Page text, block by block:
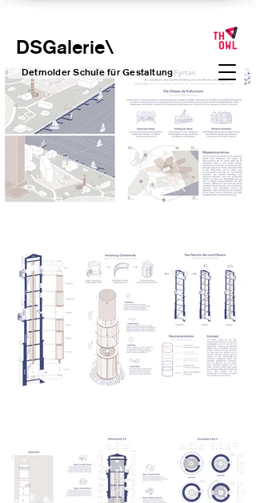
\
DSGalerie
Detmolder Schule für Gestaltung